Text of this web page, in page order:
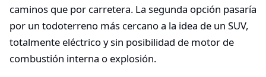
caminos que por carretera. La segunda opción pasaría
por un todoterreno más cercano a la idea de un SUV,
totalmente eléctrico y sin posibilidad de motor de
combustión interna o explosión.